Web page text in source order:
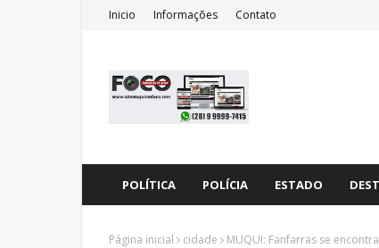
Inicio Informações Contato
POLÍTICA POLÍCIA ESTADO
Página inicial cidade MUQUI: Fanfarras se